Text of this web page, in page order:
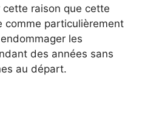
cette raison que cette
comme particulièrement
les
des années sans
au départ.